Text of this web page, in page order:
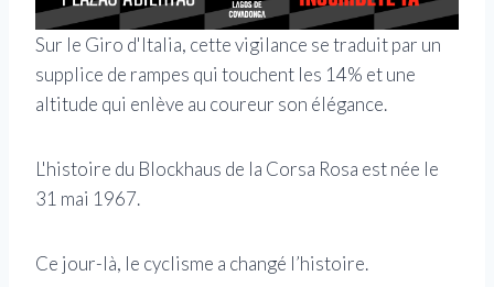
Sur le Giro d'Italia, cette vigilance se traduit par un
supplice de rampes qui touchent les 14% et une
altitude qui enlève au coureur son élégance.
L'histoire du Blockhaus de la Corsa Rosa est née le
31 mai 1967.
Ce jour-là, le cyclisme a changé l’histoire.